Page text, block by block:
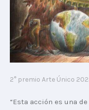
2° premio Arte Único
“Esta acción es una